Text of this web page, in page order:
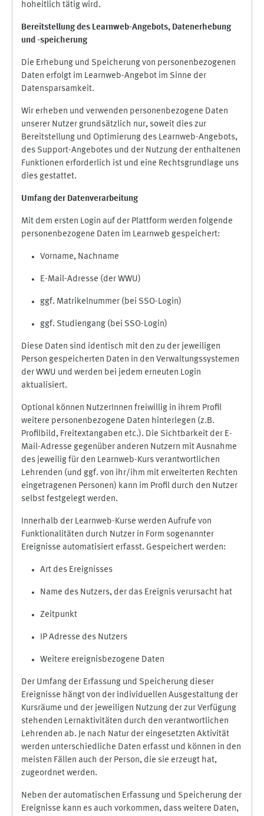
hoheitlich tätig wird.
Bereitstellung des Learnweb-Angebots, Datenerhebung
und -speicherung
Die Erhebung und Speicherung von personenbezogenen
Daten erfolgt im Learnweb-Angebot im Sinne der
Datensparsamkeit.
Wir erheben und verwenden personenbezogene Daten
unserer Nutzer grundsätzlich nur, soweit dies zur
Bereitstellung und Optimierung des Learnweb-Angebots,
des Support-Angebotes und der Nutzung der enthaltenen
Funktionen erforderlich ist und eine Rechtsgrundlage uns
dies gestattet.
Umfang der Datenverarbeitung
Mit dem ersten Login auf der Plattform werden folgende
personenbezogene Daten im Learnweb gespeichert:
Vorname, Nachname
E-Mail-Adresse (der WWU)
ggf. Matrikelnummer (bei SSO-Login)
ggf. Studiengang (bei SSO-Login)
Diese Daten sind identisch mit den zu der jeweiligen
Person gespeicherten Daten in den Verwaltungssystemen
der WWU und werden bei jedem erneuten Login
aktualisiert.
Optional können NutzerInnen freiwillig in ihrem Profil
weitere personenbezogene Daten hinterlegen (z.B.
Profilbild, Freitextangaben etc.). Die Sichtbarkeit der E-
Mail-Adresse gegenüber anderen Nutzern mit Ausnahme
des jeweilig für den Learnweb-Kurs verantwortlichen
Lehrenden (und ggf. von ihr/ihm mit erweiterten Rechten
eingetragenen Personen) kann im Profil durch den Nutzer
selbst festgelegt werden.
Innerhalb der Learnweb-Kurse werden Aufrufe von
Funktionalitäten durch Nutzer in Form sogenannter
Ereignisse automatisiert erfasst. Gespeichert werden:
Art des Ereignisses
Name des Nutzers, der das Ereignis verursacht hat
Zeitpunkt
IP Adresse des Nutzers
Weitere ereignisbezogene Daten
Der Umfang der Erfassung und Speicherung dieser
Ereignisse hängt von der individuellen Ausgestaltung der
Kursräume und der jeweiligen Nutzung der zur Verfügung
stehenden Lernaktivitäten durch den verantwortlichen
Lehrenden ab. Je nach Natur der eingesetzten Aktivität
werden unterschiedliche Daten erfasst und können in den
meisten Fällen auch der Person, die sie erzeugt hat,
zugeordnet werden.
Neben der automatischen Erfassung und Speicherung der
Ereignisse kann es auch vorkommen, dass weitere Daten,